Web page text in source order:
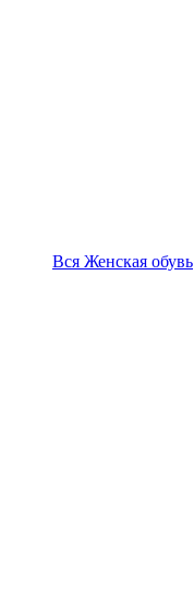
Вся Женская обувь